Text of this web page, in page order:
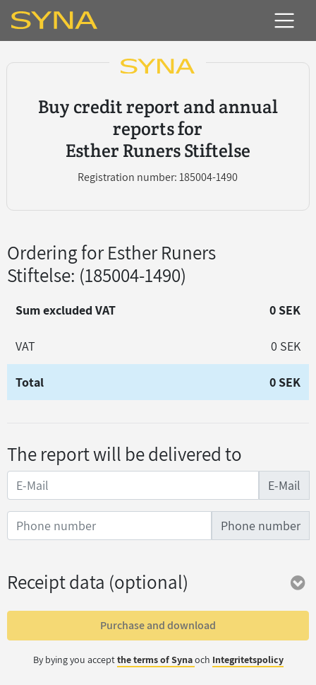
Buy credit report and annual
reports for
Esther Runers Stiftelse
Registration number: 185004-1490
Ordering for Esther Runers
Stiftelse: (185004-1490)
Sum excluded VAT 0 SEK
VAT 0 SEK
Total 0 SEK
The report will be delivered to
E-Mail
Phone number
Receipt data (optional)
Purchase and download
By bying you acceptthe terms of Synaoch Integritetspolicy